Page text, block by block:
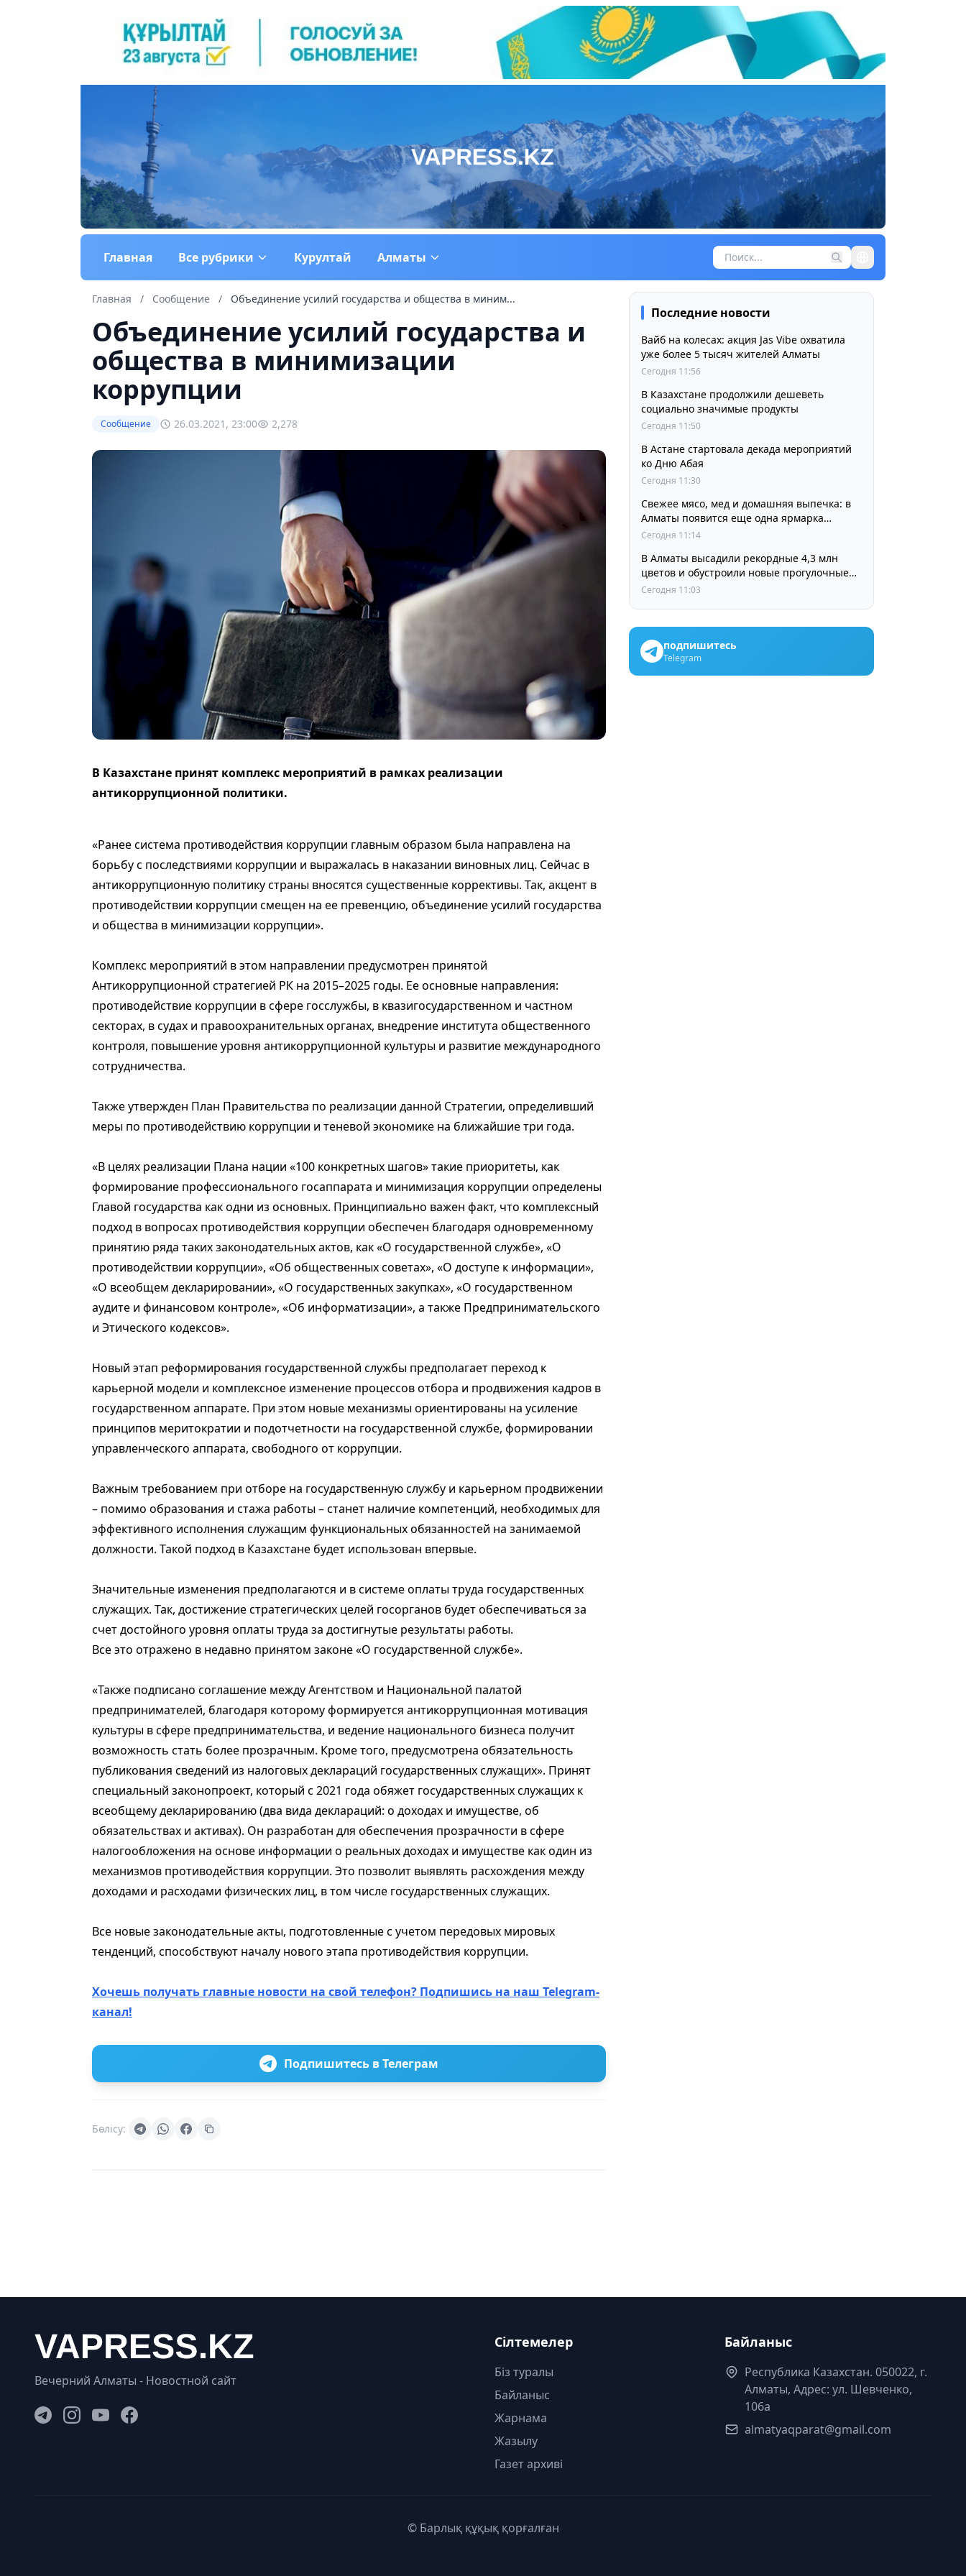
Главная Все рубрики Курултай Алматы
Главная / Сообщение / Объединение усилий государства и общества в миним...
Объединение усилий государства и
общества в минимизации
коррупции
Сообщение 26.03.2021, 23:00 2,278
В Казахстане принят комплекс мероприятий в рамках реализации
антикоррупционной политики.
«Ранее система противодействия коррупции главным образом была направлена на
борьбу с последствиями коррупции и выражалась в наказании виновных лиц. Сейчас в
антикоррупционную политику страны вносятся существенные коррективы. Так, акцент в
противодействии коррупции смещен на ее превенцию, объединение усилий государства
и общества в минимизации коррупции».
Комплекс мероприятий в этом направлении предусмотрен принятой
Антикоррупционной стратегией РК на 2015–2025 годы. Ее основные направления:
противодействие коррупции в сфере госслужбы, в квазигосударственном и частном
секторах, в судах и правоохранительных органах, внедрение института общественного
контроля, повышение уровня антикоррупционной культуры и развитие международного
сотрудничества.
Также утвержден План Правительства по реализации данной Стратегии, определивший
меры по противодействию коррупции и теневой экономике на ближайшие три года.
«В целях реализации Плана нации «100 конкретных шагов» такие приоритеты, как
формирование профессионального госаппарата и минимизация коррупции определены
Главой государства как одни из основных. Принципиально важен факт, что комплексный
подход в вопросах противодействия коррупции обеспечен благодаря одновременному
принятию ряда таких законодательных актов, как «О государственной службе», «О
противодействии коррупции», «Об общественных советах», «О доступе к информации»,
«О всеобщем декларировании», «О государственных закупках», «О государственном
аудите и финансовом контроле», «Об информатизации», а также Предпринимательского
и Этического кодексов».
Новый этап реформирования государственной службы предполагает переход к
карьерной модели и комплексное изменение процессов отбора и продвижения кадров в
государственном аппарате. При этом новые механизмы ориентированы на усиление
принципов меритократии и подотчетности на государственной службе, формировании
управленческого аппарата, свободного от коррупции.
Важным требованием при отборе на государственную службу и карьерном продвижении
– помимо образования и стажа работы – станет наличие компетенций, необходимых для
эффективного исполнения служащим функциональных обязанностей на занимаемой
должности. Такой подход в Казахстане будет использован впервые.
Значительные изменения предполагаются и в системе оплаты труда государственных
служащих. Так, достижение стратегических целей госорганов будет обеспечиваться за
счет достойного уровня оплаты труда за достигнутые результаты работы.
Все это отражено в недавно принятом законе «О государственной службе».
«Также подписано соглашение между Агентством и Национальной палатой
предпринимателей, благодаря которому формируется антикоррупционная мотивация
культуры в сфере предпринимательства, и ведение национального бизнеса получит
возможность стать более прозрачным. Кроме того, предусмотрена обязательность
публикования сведений из налоговых деклараций государственных служащих». Принят
специальный законопроект, который с 2021 года обяжет государственных служащих к
всеобщему декларированию (два вида деклараций: о доходах и имуществе, об
обязательствах и активах). Он разработан для обеспечения прозрачности в сфере
налогообложения на основе информации о реальных доходах и имуществе как один из
механизмов противодействия коррупции. Это позволит выявлять расхождения между
доходами и расходами физических лиц, в том числе государственных служащих.
Все новые законодательные акты, подготовленные с учетом передовых мировых
тенденций, способствуют началу нового этапа противодействия коррупции.
Хочешь получать главные новости на свой телефон? Подпишись на наш Telegram-
канал!
Подпишитесь в Телеграм
Бөлісу:
Последние новости
Вайб на колесах: акция Jas Vibe охватила
уже более 5 тысяч жителей Алматы
Сегодня 11:56
В Казахстане продолжили дешеветь
социально значимые продукты
Сегодня 11:50
В Астане стартовала декада мероприятий
ко Дню Абая
Сегодня 11:30
Свежее мясо, мед и домашняя выпечка: в
Алматы появится еще одна ярмарка
выходного дня
Сегодня 11:14
В Алматы высадили рекордные 4,3 млн
цветов и обустроили новые прогулочные
зоны
Сегодня 11:03
подпишитесь
Telegram
Вечерний Алматы - Новостной сайт
Сілтемелер
Біз туралы
Байланыс
Жарнама
Жазылу
Газет архиві
Байланыс
Республика Казахстан. 050022, г.
Алматы, Адрес: ул. Шевченко,
106а
almatyaqparat@gmail.com
© Барлық құқық қорғалған